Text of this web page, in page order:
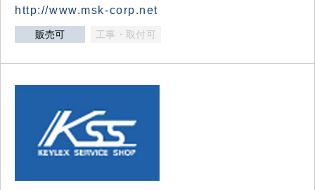
http://www.msk-corp.net
販売可 工事・取付可